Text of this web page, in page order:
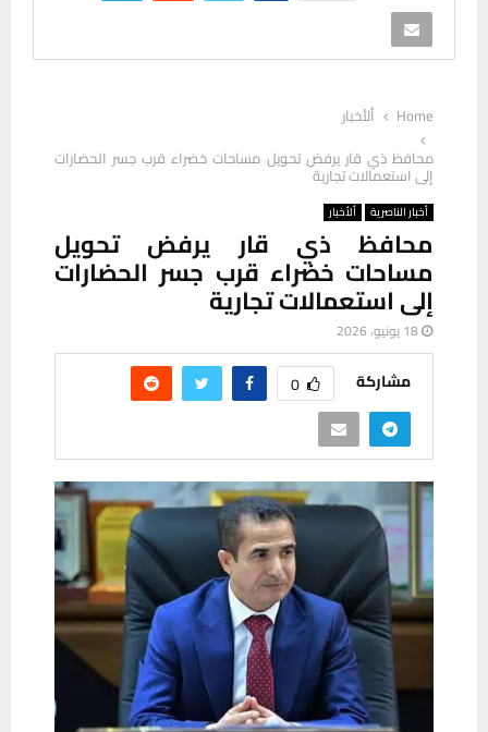
Home
ألأخبار
محافظ ذي قار يرفض تحويل مساحات خضراء قرب جسر الحضارات
إلى استعمالات تجارية
أخبار الناصرية ألأخبار
محافظ ذي قار يرفض تحويل
مساحات خضراء قرب جسر الحضارات
إلى استعمالات تجارية
18 يونيو، 2026
مشاركة 0